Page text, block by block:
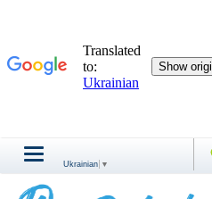
Ukrainian ▼